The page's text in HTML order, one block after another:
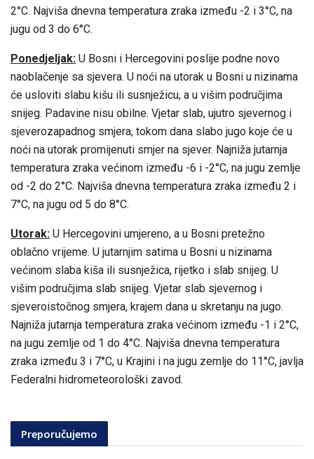
2°C. Najviša dnevna temperatura zraka između -2 i 3°C, na
jugu od 3 do 6°C.
Ponedjeljak: U Bosni i Hercegovini poslije podne novo
naoblačenje sa sjevera. U noći na utorak u Bosni u nizinama
će usloviti slabu kišu ili susnježicu, a u višim područjima
snijeg. Padavine nisu obilne. Vjetar slab, ujutro sjevernog i
sjeverozapadnog smjera, tokom dana slabo jugo koje će u
noći na utorak promijenuti smjer na sjever. Najniža jutarnja
temperatura zraka većinom između -6 i -2°C, na jugu zemlje
od -2 do 2°C. Najviša dnevna temperatura zraka između 2 i
7°C, na jugu od 5 do 8°C.
Utorak: U Hercegovini umjereno, a u Bosni pretežno
oblačno vrijeme. U jutarnjim satima u Bosni u nizinama
većinom slaba kiša ili susnježica, rijetko i slab snijeg. U
višim područjima slab snijeg. Vjetar slab sjevernog i
sjeveroistočnog smjera, krajem dana u skretanju na jugo.
Najniža jutarnja temperatura zraka većinom između -1 i 2°C,
na jugu zemlje od 1 do 4°C. Najviša dnevna temperatura
zraka između 3 i 7°C, u Krajini i na jugu zemlje do 11°C, javlja
Federalni hidrometeorološki zavod.
Preporučujemo